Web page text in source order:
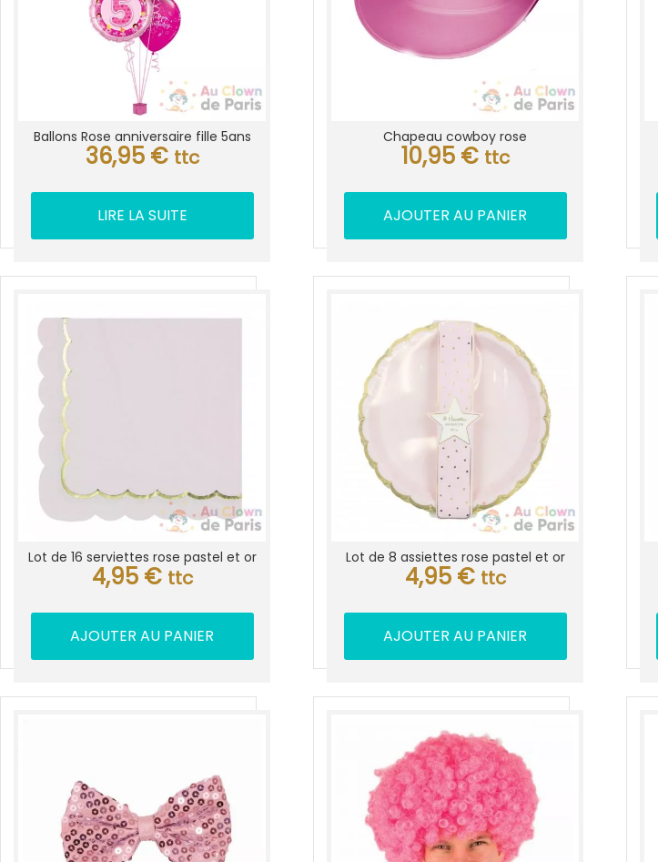
Ballons Rose anniversaire fille 5ans
36,95 € ttc
LIRE LA SUITE
Chapeau cowboy rose
10,95 € ttc
AJOUTER AU PANIER
Lot de 16 serviettes rose pastel et or
4,95 € ttc
AJOUTER AU PANIER
Lot de 8 assiettes rose pastel et or
4,95 € ttc
AJOUTER AU PANIER